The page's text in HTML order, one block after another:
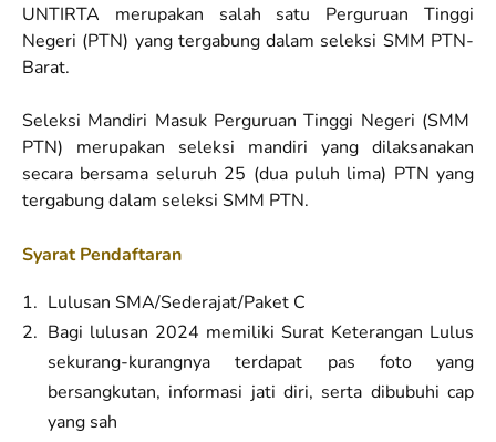
UNTIRTA merupakan salah satu Perguruan Tinggi
Negeri (PTN) yang tergabung dalam seleksi SMM PTN-
Barat.
Seleksi Mandiri Masuk Perguruan Tinggi Negeri (SMM
PTN) merupakan seleksi mandiri yang dilaksanakan
secara bersama seluruh 25 (dua puluh lima) PTN yang
tergabung dalam seleksi SMM PTN.
Syarat Pendaftaran
Lulusan SMA/Sederajat/Paket C
Bagi lulusan 2024 memiliki Surat Keterangan Lulus
sekurang-kurangnya terdapat pas foto yang
bersangkutan, informasi jati diri, serta dibubuhi cap
yang sah